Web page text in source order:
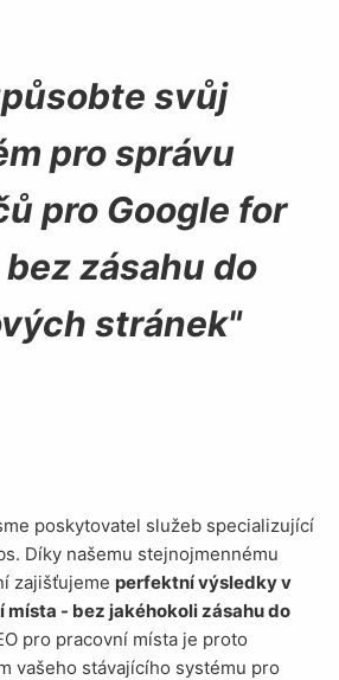
svůj
pro správu
pro Google for
zásahu do
stránek
poskytovatel služeb specializující
Díky našemu stejnojmennému
zajišťujeme perfektní výsledky v
místa - bez jakéhokoli zásahu do
pro pracovní místa je proto
vašeho stávajícího systému pro